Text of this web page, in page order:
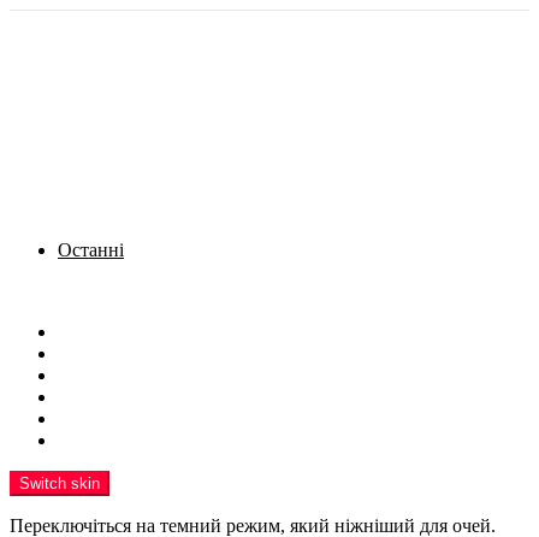
Останні
Switch skin
Переключіться на темний режим, який ніжніший для очей.